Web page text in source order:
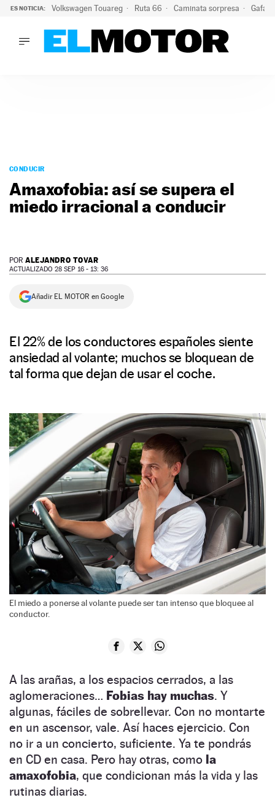
ES NOTICIA: Volkswagen Touareg Ruta 66 Caminata sorpresa Gafas
PODCAST
MOTOS
TECNOLOGÍA
SERVICIOS
NEWSLETTER
CONDUCIR
Amaxofobia: así se supera el
miedo irracional a conducir
POR ALEJANDRO TOVAR
ACTUALIZADO 28 SEP 16 - 13: 36
Añadir EL MOTOR en Google
El 22% de los conductores españoles siente
ansiedad al volante; muchos se bloquean de
tal forma que dejan de usar el coche.
El miedo a ponerse al volante puede ser tan intenso que bloquee al
conductor.
A las arañas, a los espacios cerrados, a las
aglomeraciones… Fobias hay muchas. Y
algunas, fáciles de sobrellevar. Con no montarte
en un ascensor, vale. Así haces ejercicio. Con
no ir a un concierto, suficiente. Ya te pondrás
en CD en casa. Pero hay otras, como la
amaxofobia, que condicionan más la vida y las
rutinas diarias.